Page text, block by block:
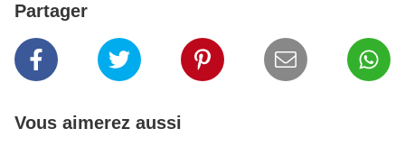
Partager
Vous aimerez aussi